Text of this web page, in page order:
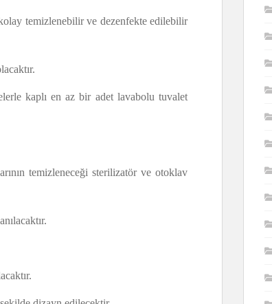
temizlenebilir ve dezenfekte edilebilir
kaplı en az bir adet lavabolu tuvalet
temizleneceği sterilizatör ve otoklav